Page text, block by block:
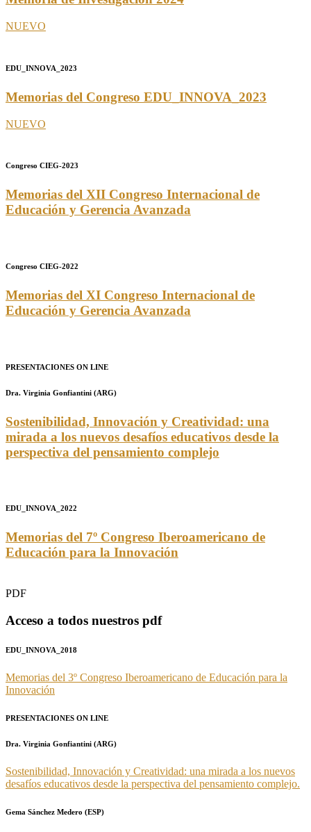
NUEVO
EDU_INNOVA_2023
Memorias del Congreso EDU_INNOVA_2023
NUEVO
Congreso CIEG-2023
Memorias del XII Congreso Internacional de
Educación y Gerencia Avanzada
Congreso CIEG-2022
Memorias del XI Congreso Internacional de
Educación y Gerencia Avanzada
PRESENTACIONES ON LINE
Dra. Virginia Gonfiantini (ARG)
Sostenibilidad, Innovación y Creatividad: una
mirada a los nuevos desafíos educativos desde la
perspectiva del pensamiento complejo
EDU_INNOVA_2022
Memorias del 7º Congreso Iberoamericano de
Educación para la Innovación
PDF
Acceso a todos nuestros pdf
EDU_INNOVA_2018
Memorias del 3º Congreso Iberoamericano de Educación para la
Innovación
PRESENTACIONES ON LINE
Dra. Virginia Gonfiantini (ARG)
Sostenibilidad, Innovación y Creatividad: una mirada a los nuevos
desafíos educativos desde la perspectiva del pensamiento complejo.
Gema Sánchez Medero (ESP)